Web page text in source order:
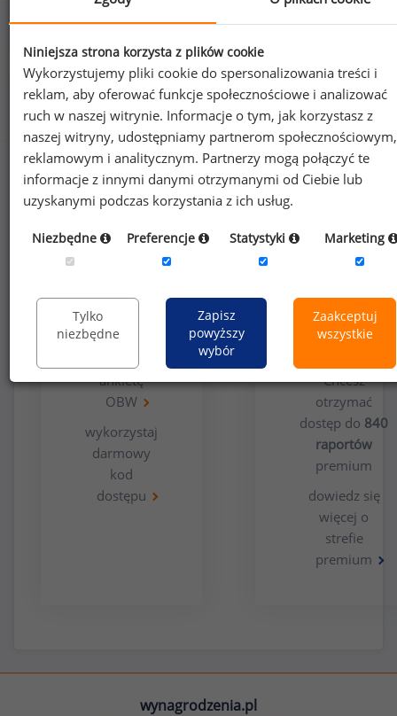
Jak uzyskać dostęp do raportu?
bezpłatna
ankietę
OBW
wykorzystaj
darmowy
kod
dostępu
użytkowników
premium
Chcesz
otrzymać
dostęp do 840
raportów
premium
dowiedz się
więcej o
strefie
premium
wynagrodzenia.pl
Niniejsza strona korzysta z plików cookie
Wykorzystujemy pliki cookie do spersonalizowania treści i
reklam, aby oferować funkcje społecznościowe i analizować
ruch w naszej witrynie. Informacje o tym, jak korzystasz z
naszej witryny, udostępniamy partnerom społecznościowym,
reklamowym i analitycznym. Partnerzy mogą połączyć te
informacje z innymi danymi otrzymanymi od Ciebie lub
uzyskanymi podczas korzystania z ich usług.
Niezbędne Preferencje Statystyki Marketing
Tylko
niezbędne
Zapisz
powyższy
wybór
Zaakceptuj
wszystkie